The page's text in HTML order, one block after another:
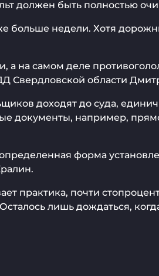
должен быть полностью
больше недели. Хотя
а на самом деле
Свердловской области
доходят до суда,
документы, например,
форма
практика, почти
лишь дождаться,